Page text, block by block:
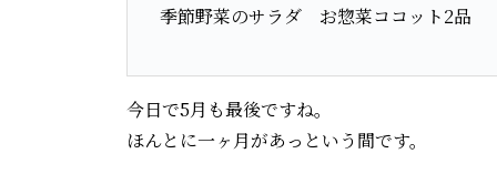
季節野菜のサラダ お惣菜ココット2品
今日で5月も最後ですね。
ほんとに一ヶ月があっという間です。